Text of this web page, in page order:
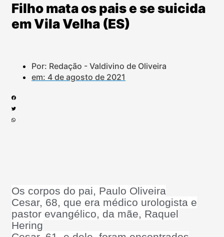
Filho mata os pais e se suicida
em Vila Velha (ES)
Por: Redação - Valdivino de Oliveira
em: 4 de agosto de 2021
Os corpos do pai, Paulo Oliveira
Cesar, 68, que era médico urologista e
pastor evangélico, da mãe, Raquel
Hering